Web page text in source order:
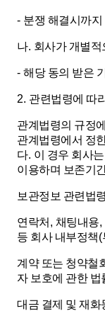
- 분쟁 해결시까지
나. 회사가 개별
- 해당 동의 받은
2. 관련법령에 따
관계법령의 규정
관계법령에서 정
다. 이 경우 회사
이용하며 보존기
보관정보 관련법령
연락처 , 채팅내용,
등 회사 내부정책(
계약 또는 청약철
자 보호에 관한
대금 결제 및 재화